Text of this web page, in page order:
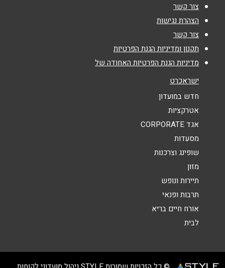
שם מלא
טלפון*
נושא*
אנא חזרו אלי בקשר ל...
הודעה*
צור קשר
הצהרת נגישות
צור קשר
תקנון ומדיניות הגנת הפרטיות
מדיניות הגנת הפרטיות האחודה של
ישראכרט
חדש במועדון
אטרקציות
אגד CORPORATE
מסעדות
שופינג וצרכנות
מזון
תיירות ונופש
תרבות ופנאי
אורח חיים בריא
לבית